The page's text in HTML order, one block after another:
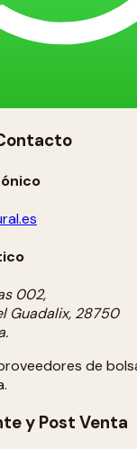
002,
Guadalix, 28750
de
y Post Venta